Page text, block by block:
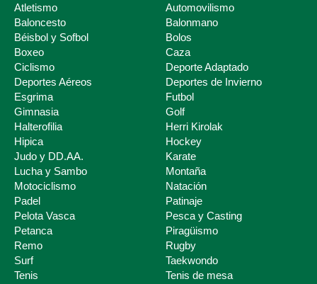
Deporte Escolar
Atletismo
Automovilismo
Baloncesto
Balonmano
Béisbol y Sofbol
Bolos
Boxeo
Caza
Ciclismo
Deporte Adaptado
Deportes Aéreos
Deportes de Invierno
Esgrima
Futbol
Gimnasia
Golf
Halterofilia
Herri Kirolak
Hipica
Hockey
Judo y DD.AA.
Karate
Lucha y Sambo
Montaña
Motociclismo
Natación
Padel
Patinaje
Pelota Vasca
Pesca y Casting
Petanca
Piragüismo
Remo
Rugby
Surf
Taekwondo
Tenis
Tenis de mesa